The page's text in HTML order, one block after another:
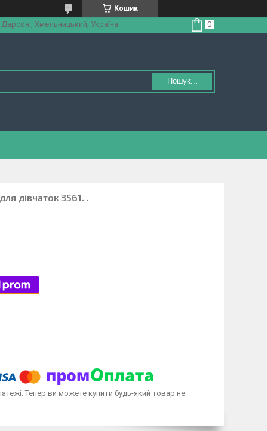
Кошик
Хмельницький, Україна
Пошук...
дівчаток 3561. .
Тепер ви можете купити будь-який товар не